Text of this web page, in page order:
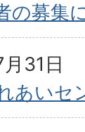
の募集
31日
あいセ